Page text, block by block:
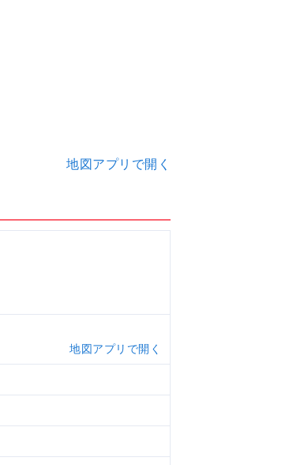
地図アプリで開く
地図アプリで開く